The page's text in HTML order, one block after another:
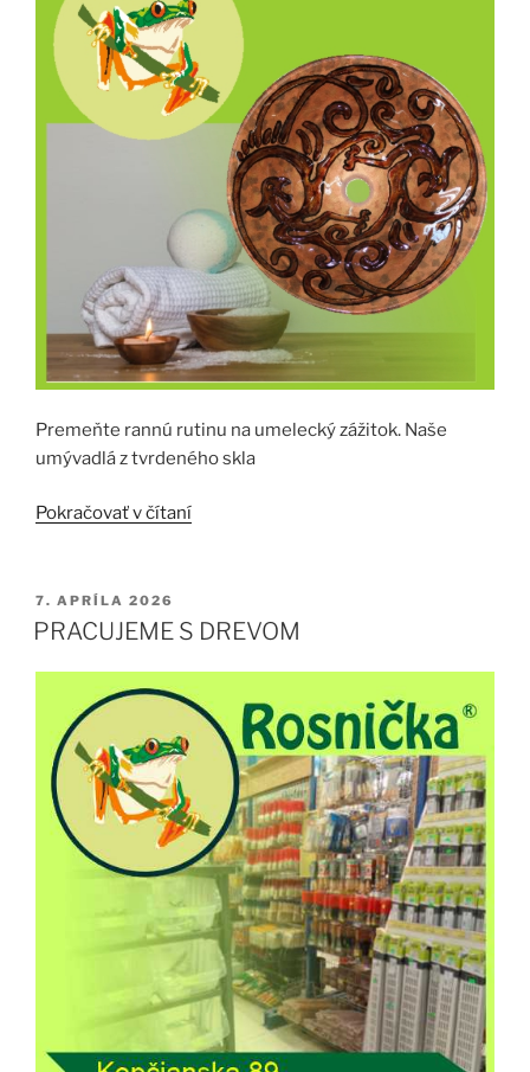
Premeňte rannú rutinu na umelecký zážitok. Naše
umývadlá z tvrdeného skla
Pokračovať v čítaní„UMÝVADLÁ“
PUBLIKOVANÉ
7. APRÍLA 2026
PRACUJEME S DREVOM